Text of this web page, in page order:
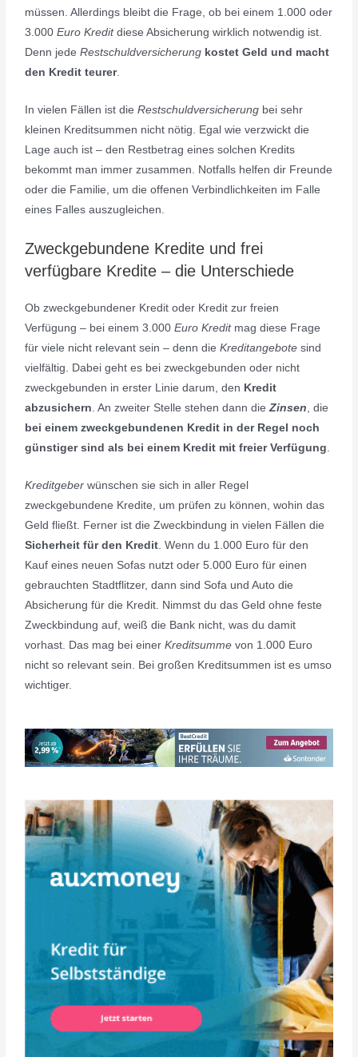
müssen. Allerdings bleibt die Frage, ob bei einem 1.000 oder
3.000Euro Kreditdiese Absicherung wirklich notwendig ist.
Denn jede Restschuldversicherung kostet Geld und macht
den Kredit teurer.
In vielen Fällen ist dieRestschuldversicherung bei sehr
kleinen Kreditsummen nicht nötig. Egal wie verzwickt die
Lage auch ist – den Restbetrag eines solchen Kredits
bekommt man immer zusammen. Notfalls helfen dir Freunde
oder die Familie, um die offenen Verbindlichkeiten im Falle
eines Falles auszugleichen.
Zweckgebundene Kredite und frei
verfügbare Kredite – die Unterschiede
Ob zweckgebundener Kredit oder Kredit zur freien
Verfügung – bei einem 3.000Euro Kreditmag diese Frage
für viele nicht relevant sein – denn dieKreditangebote sind
vielfältig. Dabei geht es bei zweckgebunden oder nicht
zweckgebunden in erster Linie darum, den Kredit
abzusichern. An zweiter Stelle stehen dann dieZinsen, die
bei einem zweckgebundenen Kredit in der Regel noch
günstiger sind als bei einem Kredit mit freier Verfügung.
Kreditgeberwünschen sie sich in aller Regel
zweckgebundene Kredite, um prüfen zu können, wohin das
Geld fließt. Ferner ist die Zweckbindung in vielen Fällen die
Sicherheit für den Kredit. Wenn du 1.000 Euro für den
Kauf eines neuen Sofas nutzt oder 5.000 Euro für einen
gebrauchten Stadtflitzer, dann sind Sofa und Auto die
Absicherung für die Kredit. Nimmst du das Geld ohne feste
Zweckbindung auf, weiß die Bank nicht, was du damit
vorhast. Das mag bei einerKreditsumme von 1.000 Euro
nicht so relevant sein. Bei großen Kreditsummen ist es umso
wichtiger.